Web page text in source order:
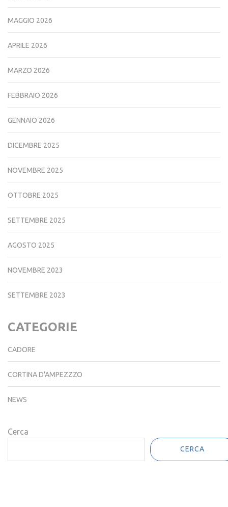
MAGGIO 2026
APRILE 2026
MARZO 2026
FEBBRAIO 2026
GENNAIO 2026
DICEMBRE 2025
NOVEMBRE 2025
OTTOBRE 2025
SETTEMBRE 2025
AGOSTO 2025
NOVEMBRE 2023
SETTEMBRE 2023
CATEGORIE
CADORE
CORTINA D'AMPEZZZO
NEWS
Cerca
CERCA